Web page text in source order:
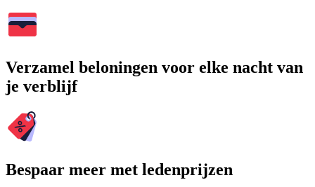
Verzamel beloningen voor elke nacht van
je verblijf
Bespaar meer met ledenprijzen